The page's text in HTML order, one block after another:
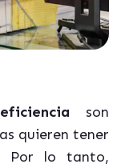
son
quieren tener
Por lo tanto,